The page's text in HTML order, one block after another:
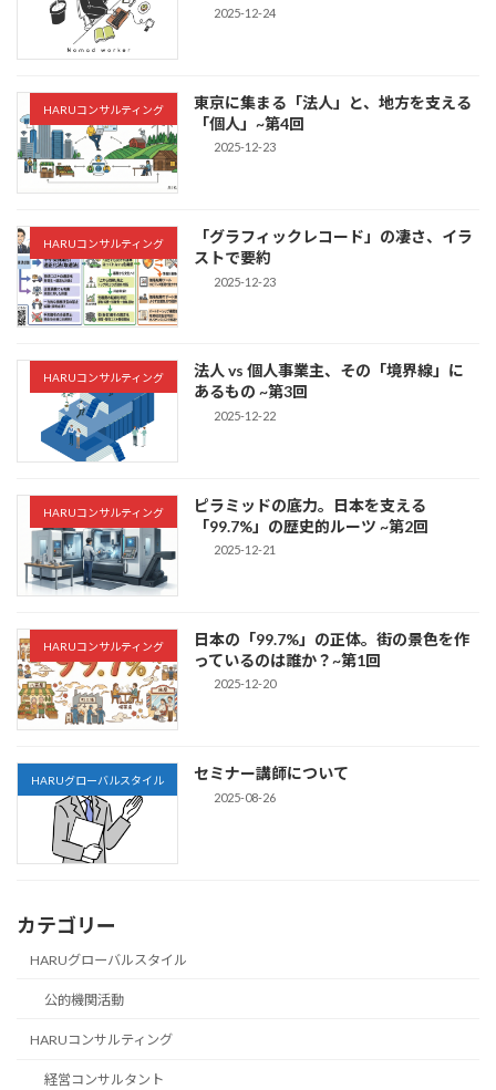
2025-12-24
HARUコンサルティング
東京に集まる「法人」と、地方を支える
「個人」~第4回
2025-12-23
HARUコンサルティング
「グラフィックレコード」の凄さ、イラ
ストで要約
2025-12-23
HARUコンサルティング
法人 vs 個人事業主、その「境界線」に
あるもの ~第3回
2025-12-22
HARUコンサルティング
ピラミッドの底力。日本を支える
「99.7%」の歴史的ルーツ ~第2回
2025-12-21
HARUコンサルティング
日本の「99.7%」の正体。街の景色を作
っているのは誰か？~第1回
2025-12-20
HARUグローバルスタイル セミナー講師について
2025-08-26
カテゴリー
HARUグローバルスタイル
公的機関活動
HARUコンサルティング
経営コンサルタント